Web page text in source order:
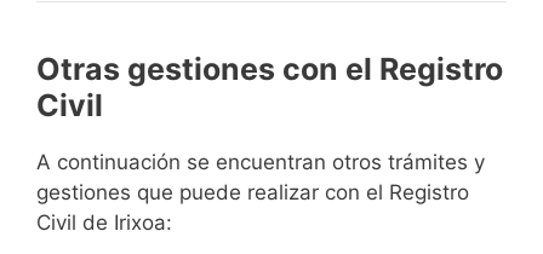
Otras gestiones con el Registro
Civil
A continuación se encuentran otros trámites y
gestiones que puede realizar con el Registro
Civil de Irixoa: